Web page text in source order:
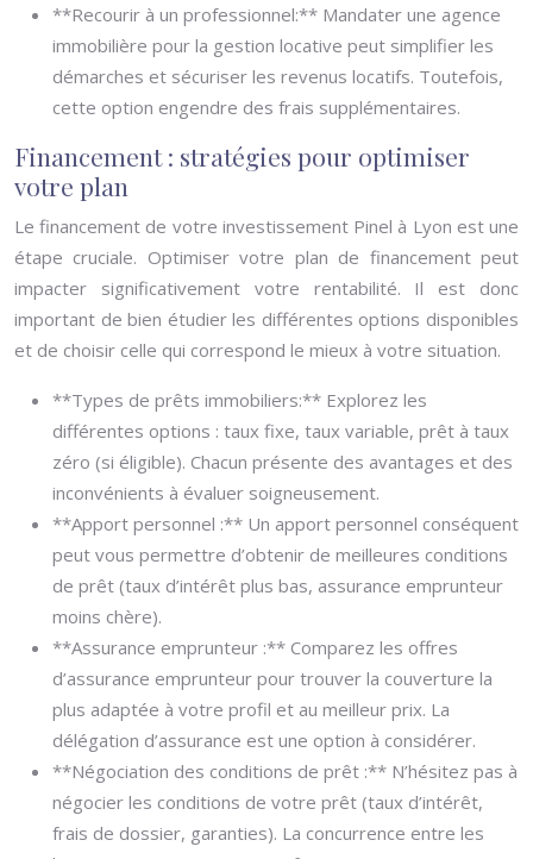
**Recourir à un professionnel:** Mandater une agence
immobilière pour la gestion locative peut simplifier les
démarches et sécuriser les revenus locatifs. Toutefois,
cette option engendre des frais supplémentaires.
Financement : stratégies pour optimiser
votre plan
Le financement de votre investissement Pinel à Lyon est une
étape cruciale. Optimiser votre plan de financement peut
impacter significativement votre rentabilité. Il est donc
important de bien étudier les différentes options disponibles
et de choisir celle qui correspond le mieux à votre situation.
**Types de prêts immobiliers:** Explorez les
différentes options : taux fixe, taux variable, prêt à taux
zéro (si éligible). Chacun présente des avantages et des
inconvénients à évaluer soigneusement.
**Apport personnel :** Un apport personnel conséquent
peut vous permettre d’obtenir de meilleures conditions
de prêt (taux d’intérêt plus bas, assurance emprunteur
moins chère).
**Assurance emprunteur :** Comparez les offres
d’assurance emprunteur pour trouver la couverture la
plus adaptée à votre profil et au meilleur prix. La
délégation d’assurance est une option à considérer.
**Négociation des conditions de prêt :** N’hésitez pas à
négocier les conditions de votre prêt (taux d’intérêt,
frais de dossier, garanties). La concurrence entre les